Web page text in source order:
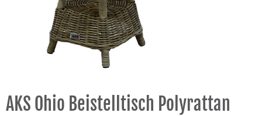
AKS Ohio Beistelltisch Polyrattan